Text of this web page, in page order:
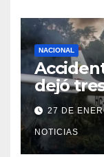
NACIONAL
dejó
en27 DE
NOTICIAS